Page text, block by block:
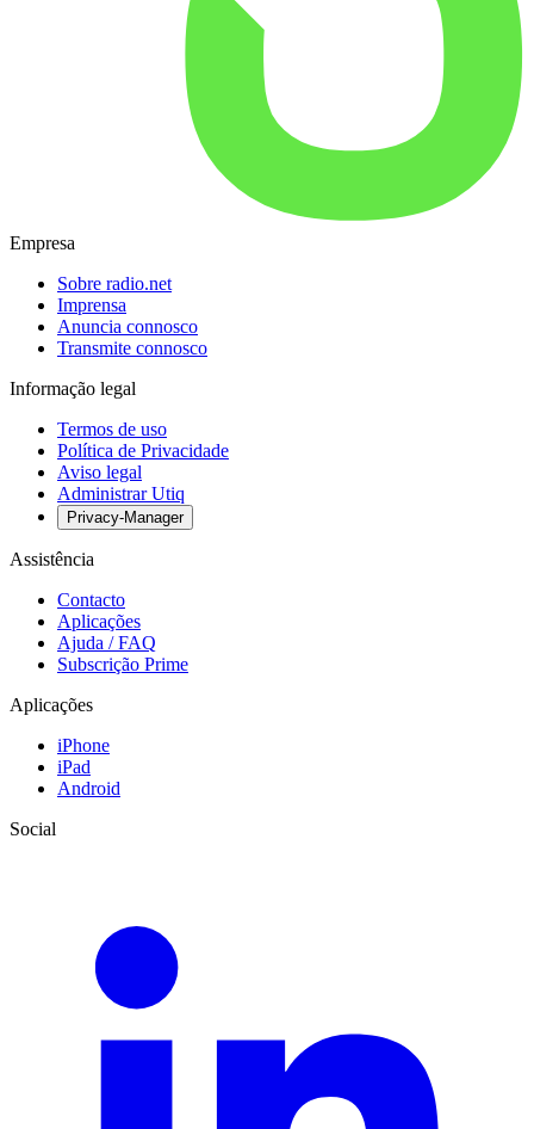
Empresa
Sobre radio.net
Imprensa
Anuncia connosco
Transmite connosco
Informação legal
Termos de uso
Política de Privacidade
Aviso legal
Administrar Utiq
Privacy-Manager
Assistência
Contacto
Aplicações
Ajuda / FAQ
Subscrição Prime
Aplicações
iPhone
iPad
Android
Social